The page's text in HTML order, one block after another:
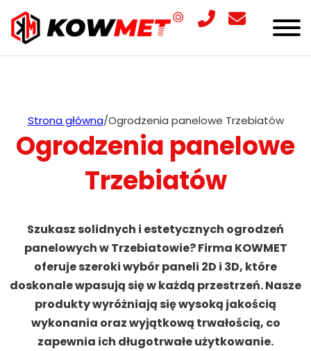
Strona główna/Ogrodzenia panelowe Trzebiatów
Ogrodzenia panelowe
Trzebiatów
Szukasz solidnych i estetycznych ogrodzeń
panelowych w Trzebiatowie? Firma KOWMET
oferuje szeroki wybór paneli 2D i 3D, które
doskonale wpasują się w każdą przestrzeń. Nasze
produkty wyróżniają się wysoką jakością
wykonania oraz wyjątkową trwałością, co
zapewnia ich długotrwałe użytkowanie.